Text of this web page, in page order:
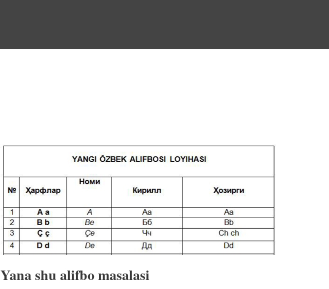
Yana shu alifbo masalasi